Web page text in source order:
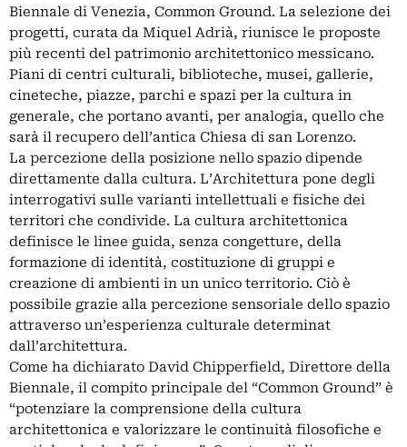
Biennale di Venezia, Common Ground. La selezione dei
progetti, curata da Miquel Adrià, riunisce le proposte
più recenti del patrimonio architettonico messicano.
Piani di centri culturali, biblioteche, musei, gallerie,
cineteche, piazze, parchi e spazi per la cultura in
generale, che portano avanti, per analogia, quello che
sarà il recupero dell’antica Chiesa di san Lorenzo.
La percezione della posizione nello spazio dipende
direttamente dalla cultura. L’Architettura pone degli
interrogativi sulle varianti intellettuali e fisiche dei
territori che condivide. La cultura architettonica
definisce le linee guida, senza congetture, della
formazione di identità, costituzione di gruppi e
creazione di ambienti in un unico territorio. Ciò è
possibile grazie alla percezione sensoriale dello spazio
attraverso un’esperienza culturale determinat
dall’architettura.
Come ha dichiarato David Chipperfield, Direttore della
Biennale, il compito principale del “Common Ground” è
“potenziare la comprensione della cultura
architettonica e valorizzare le continuità filosofiche e